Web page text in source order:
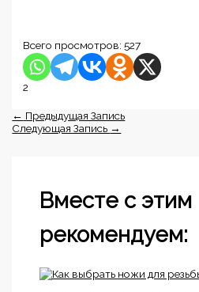
Всего просмотров: 527
2
← Предыдущая Запись
Следующая Запись →
Вместе с этим
рекомендуем: